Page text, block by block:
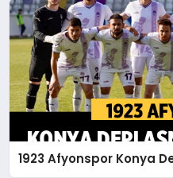
1923 Afyonspor Konya